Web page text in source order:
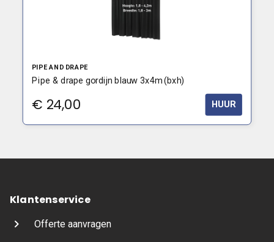
PIPE AND DRAPE
Pipe & drape gordijn blauw 3x4m (bxh)
€ 24,00 HUUR
Klantenservice
Offerte aanvragen